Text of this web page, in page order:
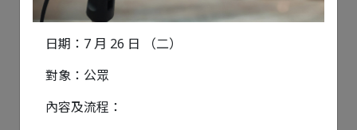
日期：7 月 26 日 （二）
對象：公眾
內容及流程：